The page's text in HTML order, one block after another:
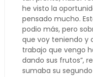
he visto la
pensado mucho.
podio más, pero
que voy teniendo y
trabajo que vengo
dando sus frutos”,
sumaba su